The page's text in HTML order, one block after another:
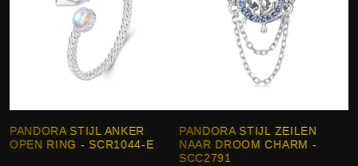
PANDORA STIJL ANKER
OPEN RING - SCR1044-E
PANDORA STIJL ZEILEN
NAAR DROOM CHARM -
SCC2791